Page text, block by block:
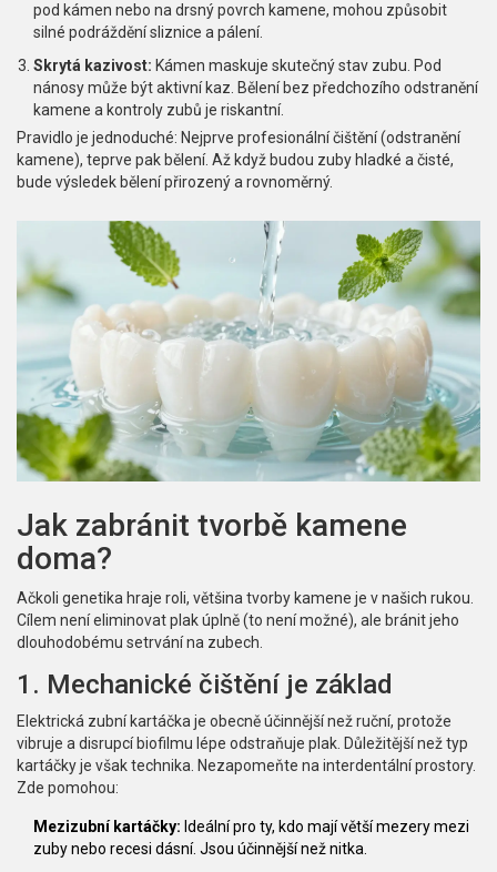
pod kámen nebo na drsný povrch kamene, mohou způsobit
silné podráždění sliznice a pálení.
Skrytá kazivost: Kámen maskuje skutečný stav zubu. Pod
nánosy může být aktivní kaz. Bělení bez předchozího odstranění
kamene a kontroly zubů je riskantní.
Pravidlo je jednoduché: Nejprve profesionální čištění (odstranění
kamene), teprve pak bělení. Až když budou zuby hladké a čisté,
bude výsledek bělení přirozený a rovnoměrný.
Jak zabránit tvorbě kamene
doma?
Ačkoli genetika hraje roli, většina tvorby kamene je v našich rukou.
Cílem není eliminovat plak úplně (to není možné), ale bránit jeho
dlouhodobému setrvání na zubech.
1. Mechanické čištění je základ
Elektrická zubní kartáčka je obecně účinnější než ruční, protože
vibruje a disrupcí biofilmu lépe odstraňuje plak. Důležitější než typ
kartáčky je však technika. Nezapomeňte na interdentální prostory.
Zde pomohou:
Mezizubní kartáčky: Ideální pro ty, kdo mají větší mezery mezi
zuby nebo recesi dásní. Jsou účinnější než nitka.